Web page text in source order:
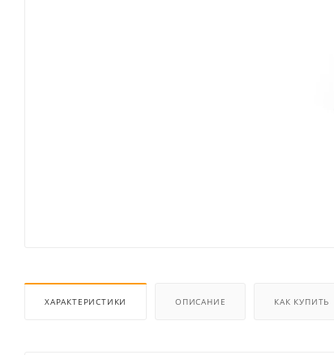
ХАРАКТЕРИСТИКИ ОПИСАНИЕ КАК КУПИТЬ